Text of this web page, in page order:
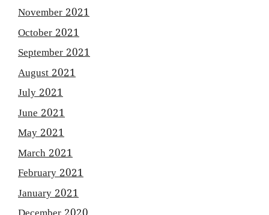
November 2021
October 2021
September 2021
August 2021
July 2021
June 2021
May 2021
March 2021
February 2021
January 2021